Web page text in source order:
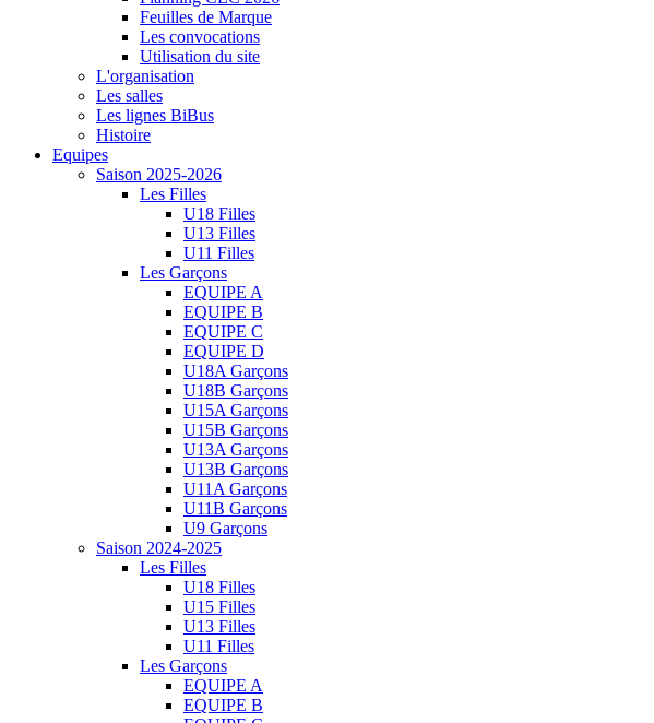
Feuilles de Marque
Les convocations
Utilisation du site
L'organisation
Les salles
Les lignes BiBus
Histoire
Equipes
Saison 2025-2026
Les Filles
U18 Filles
U13 Filles
U11 Filles
Les Garçons
EQUIPE A
EQUIPE B
EQUIPE C
EQUIPE D
U18A Garçons
U18B Garçons
U15A Garçons
U15B Garçons
U13A Garçons
U13B Garçons
U11A Garçons
U11B Garçons
U9 Garçons
Saison 2024-2025
Les Filles
U18 Filles
U15 Filles
U13 Filles
U11 Filles
Les Garçons
EQUIPE A
EQUIPE B